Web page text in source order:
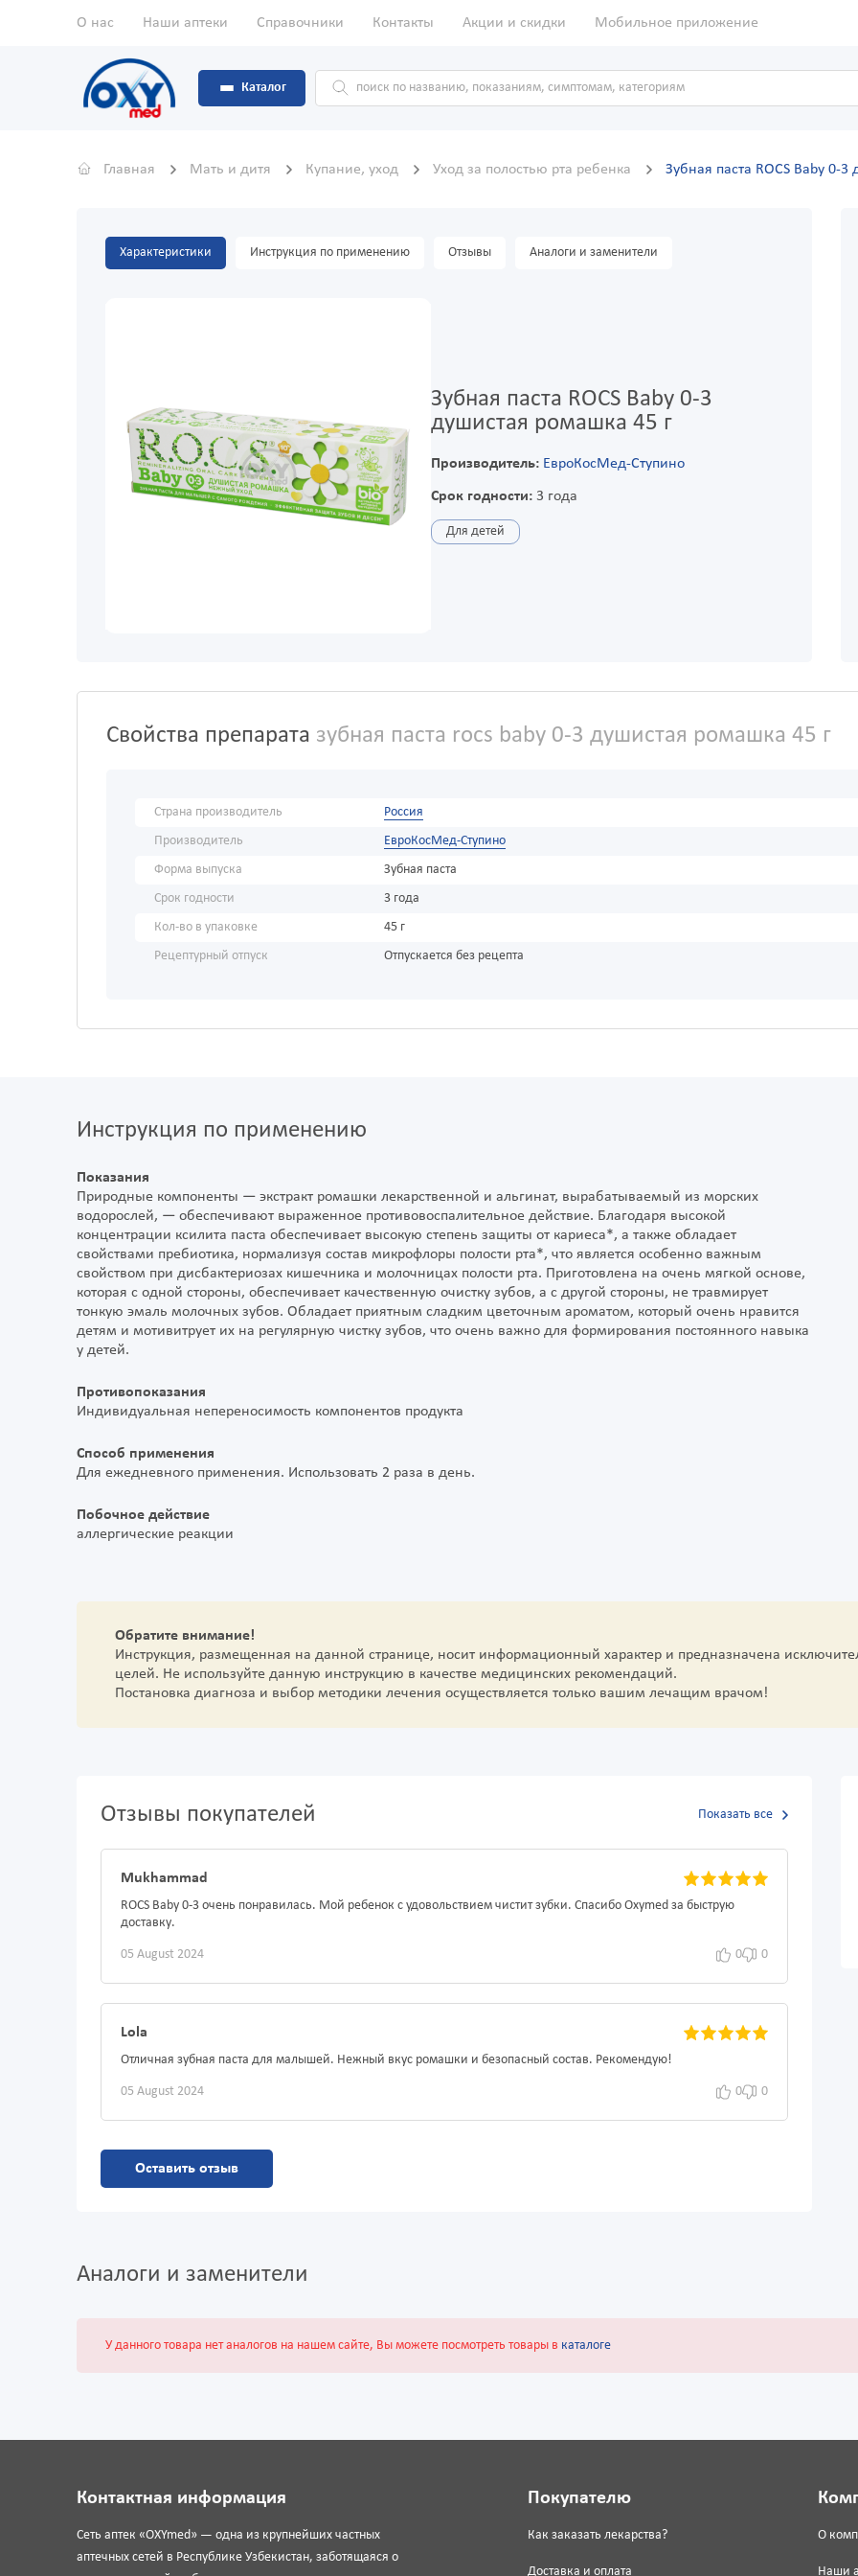
О нас Наши аптеки Справочники Контакты Акции и скидки Мобильное приложение
Каталог
Главная Мать и дитя Купание, уход Уход за полостью рта ребенка Зубная паста ROCS Baby 0-3
Характеристики Инструкция по применению Отзывы Аналоги и заменители
Зубная паста ROCS Baby 0-3
душистая ромашка 45 г
Производитель: ЕвроКосМед-Ступино
Срок годности:3 года
Для детей
Свойства препарата зубная паста rocs baby 0-3 душистая ромашка 45 г
Страна производитель
Россия
Производитель
ЕвроКосМед-Ступино
Форма выпуска
Зубная паста
Срок годности
3 года
Кол-во в упаковке
45 г
Рецептурный отпуск
Отпускается без рецепта
Инструкция по применению
Показания
Природные компоненты — экстракт ромашки лекарственной и альгинат, вырабатываемый из морских
водорослей, — обеспечивают выраженное противовоспалительное действие. Благодаря высокой
концентрации ксилита паста обеспечивает высокую степень защиты от кариеса*, а также обладает
свойствами пребиотика, нормализуя состав микрофлоры полости рта*, что является особенно важным
свойством при дисбактериозах кишечника и молочницах полости рта. Приготовлена на очень мягкой основе,
которая с одной стороны, обеспечивает качественную очистку зубов, а с другой стороны, не травмирует
тонкую эмаль молочных зубов. Обладает приятным сладким цветочным ароматом, который очень нравится
детям и мотивитрует их на регулярную чистку зубов, что очень важно для формирования постоянного навыка
у детей.
Противопоказания
Индивидуальная непереносимость компонентов продукта
Способ применения
Для ежедневного применения. Использовать 2 раза в день.
Побочное действие
аллергические реакции
Обратите внимание!
Инструкция, размещенная на данной странице, носит информационный характер и предназначена
целей. Не используйте данную инструкцию в качестве медицинских рекомендаций.
Постановка диагноза и выбор методики лечения осуществляется только вашим лечащим врачом!
Отзывы покупателей Показать все
Mukhammad
ROCS Baby 0-3 очень понравилась. Мой ребенок с удовольствием чистит зубки. Спасибо Oxymed за быструю
доставку.
05 August 2024 0 0
Lola
Отличная зубная паста для малышей. Нежный вкус ромашки и безопасный состав. Рекомендую!
05 August 2024 0 0
Оставить отзыв
Аналоги и заменители
У данного товара нет аналогов на нашем сайте, Вы можете посмотреть товары в каталоге
Контактная информация
Сеть аптек «OXYmed» — одна из крупнейших частных
аптечных сетей в Республике Узбекистан, заботящаяся о
Покупателю
Как заказать лекарства?
Доставка и оплата
О
Наши